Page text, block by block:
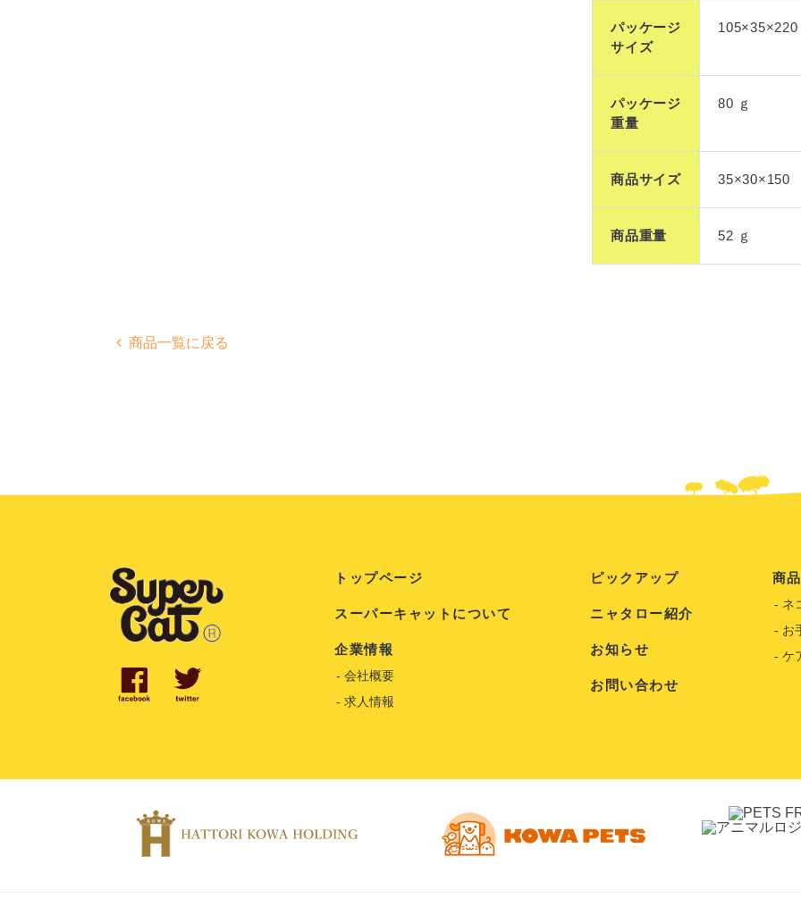
パッケージ
サイズ
105×35×220
パッケージ
重量
80 ｇ
商品サイズ 35×30×150
商品重量 52 ｇ
商品一覧に戻る
トップページ
スーパーキャットについて
企業情報
会社概要
求人情報
ピックアップ
ニャタロー紹介
お知らせ
お問い合わせ
商
ネ
お
ケ